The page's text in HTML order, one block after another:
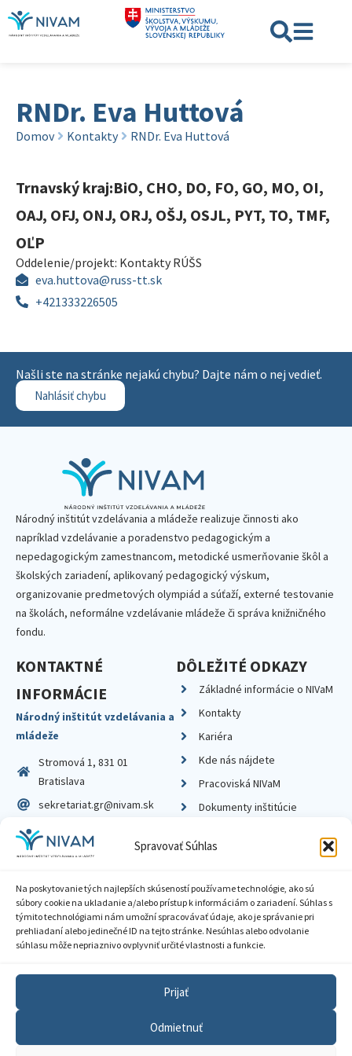
Spravovať Súhlas
Na poskytovanie tých najlepších skúseností používame technológie, ako sú
súbory cookie na ukladanie a/alebo prístup k informáciám o zariadení. Súhlas s
týmito technológiami nám umožní spracovávať údaje, ako je správanie pri
prehliadaní alebo jedinečné ID na tejto stránke. Nesúhlas alebo odvolanie
súhlasu môže nepriaznivo ovplyvniť určité vlastnosti a funkcie.
Prijať
Odmietnuť
RNDr. Eva Huttová
Domov Kontakty RNDr. Eva Huttová
Trnavský kraj:BiO, CHO, DO, FO, GO, MO, OI,
OAJ, OFJ, ONJ, ORJ, OŠJ, OSJL, PYT, TO, TMF,
OĽP
Oddelenie/projekt: Kontakty RÚŠS
eva.huttova@russ-tt.sk
+421333226505
Našli ste na stránke nejakú chybu? Dajte nám o nej vedieť.
Nahlásiť chybu
Národný inštitút vzdelávania a mládeže realizuje činnosti ako
napríklad vzdelávanie a poradenstvo pedagogickým a
nepedagogickým zamestnancom, metodické usmerňovanie škôl a
školských zariadení, aplikovaný pedagogický výskum,
organizovanie predmetových olympiád a súťaží, externé testovanie
na školách, neformálne vzdelávanie mládeže či správa knižničného
fondu.
KONTAKTNÉ
INFORMÁCIE
Národný inštitút vzdelávania a
mládeže
Stromová 1, 831 01
Bratislava
sekretariat.gr@nivam.sk
IČO: 00164348
DIČ: 2020798714
DÔLEŽITÉ ODKAZY
Základné informácie o NIVaM
Kontakty
Kariéra
Kde nás nájdete
Pracoviská NIVaM
Dokumenty inštitúcie
Zásady ochrany súkromia
Sprístupnenie informácií